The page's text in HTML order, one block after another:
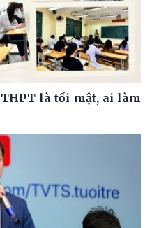
là tối mật, ai làm